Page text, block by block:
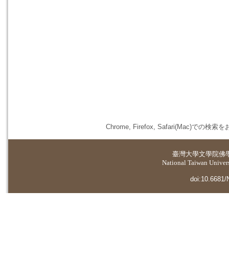
Chrome, Firefox, Safari(Mac)での検索を
臺灣大學文學院佛
National Taiwan
doi:10.6681/